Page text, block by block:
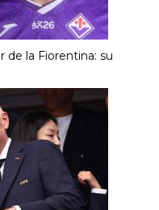
de la Fiorentina: su